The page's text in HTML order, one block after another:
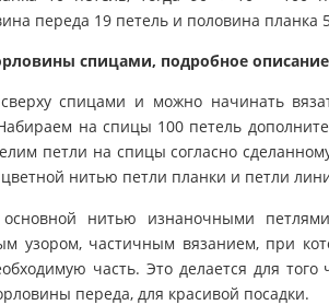
переда 19 петель и половина планка
спицами, подробное
спицами и можно начинать
на спицы 100 петель
петли на спицы согласно
нитью петли планки и петли
нитью изнаночными
узором, частичным вязанием, при
часть. Это делается для того
переда, для красивой посадки.